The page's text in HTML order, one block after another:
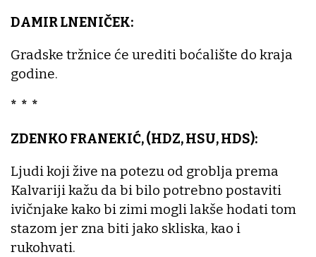
DAMIR LNENIČEK:
Gradske tržnice će urediti boćalište do kraja
godine.
* * *
ZDENKO FRANEKIĆ, (HDZ, HSU, HDS):
Ljudi koji žive na potezu od groblja prema
Kalvariji kažu da bi bilo potrebno postaviti
ivičnjake kako bi zimi mogli lakše hodati tom
stazom jer zna biti jako skliska, kao i
rukohvati.